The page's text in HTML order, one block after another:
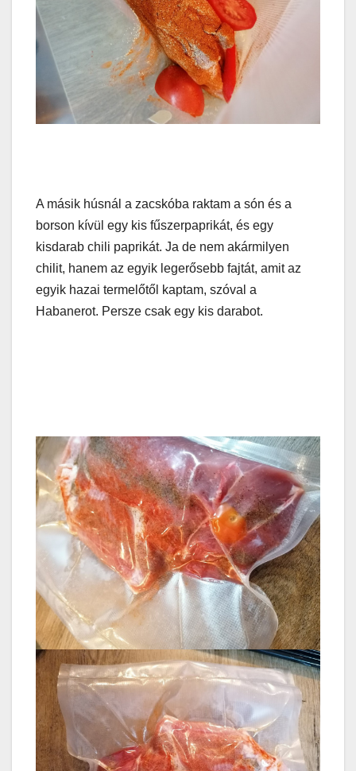
A másik húsnál a zacskóba raktam a són és a
borson kívül egy kis fűszerpaprikát, és egy
kisdarab chili paprikát. Ja de nem akármilyen
chilit, hanem az egyik legerősebb fajtát, amit az
egyik hazai termelőtől kaptam, szóval a
Habanerot. Persze csak egy kis darabot.